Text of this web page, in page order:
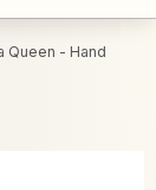
Queen - Hand